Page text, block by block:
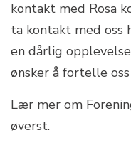
kontakt med Rosa
ta kontakt med oss
en dårlig
ønsker å fortelle
Lær mer om
øverst.